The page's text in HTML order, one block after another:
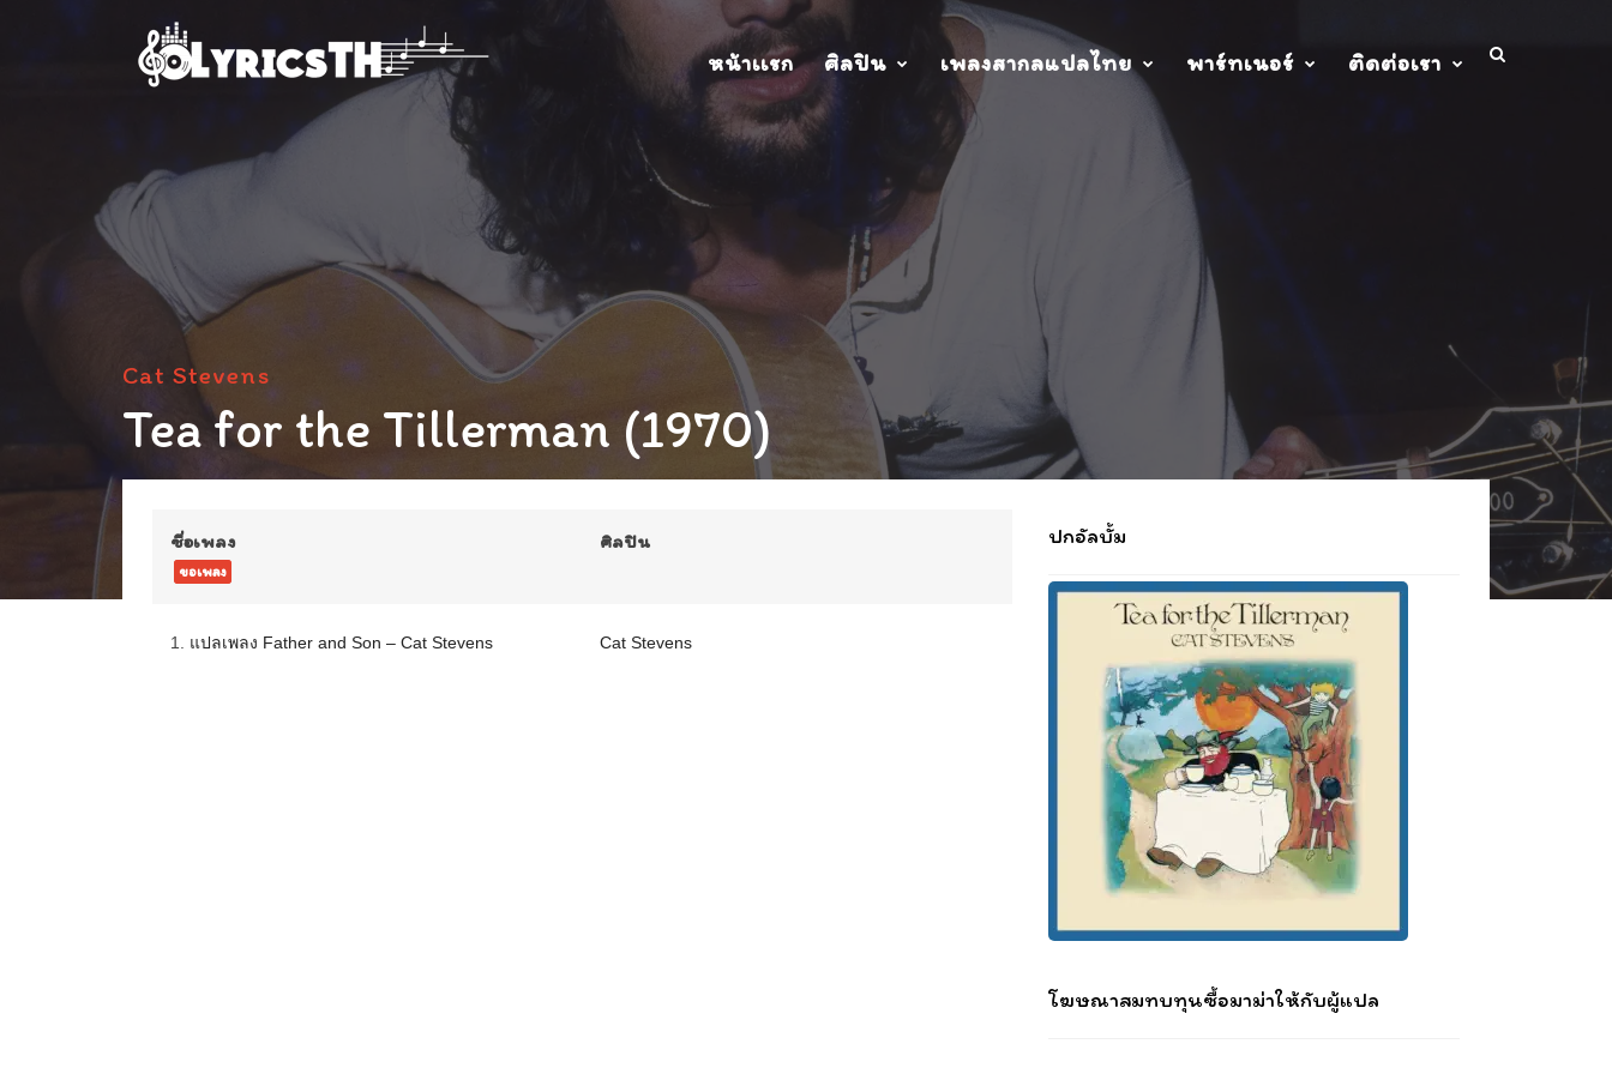
หน้าเเรก ศิลปิน เพลงสากลแปลไทย พาร์ทเนอร์ ติดต่อเรา
Cat Stevens
Tea for the Tillerman (1970)
ชื่อเพลง
ขอเพลง
ศิลปิน
1. แปลเพลง Father and Son – Cat Stevens Cat Stevens
ปกอัลบั้ม
โฆษณาสมทบทุนซื้อมาม่าให้กับผู้แปล